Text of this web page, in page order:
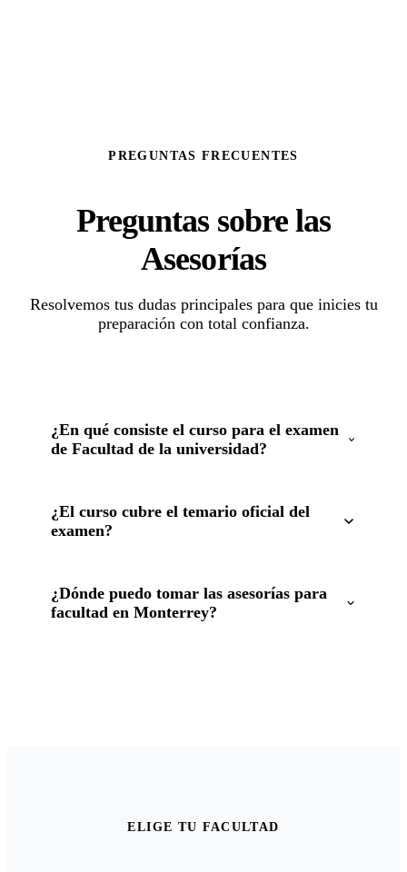
PREGUNTAS FRECUENTES
Preguntas sobre las
Asesorías
Resolvemos tus dudas principales para que inicies tu
preparación con total confianza.
¿En qué consiste el curso para el examen
de Facultad de la universidad?
¿El curso cubre el temario oficial del
examen?
¿Dónde puedo tomar las asesorías para
facultad en Monterrey?
ELIGE TU FACULTAD